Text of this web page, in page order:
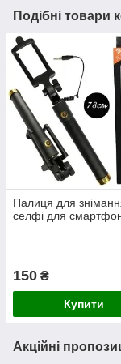
Подібні товари
Палиця для
селфі для
150 ₴
Купити
Акційні